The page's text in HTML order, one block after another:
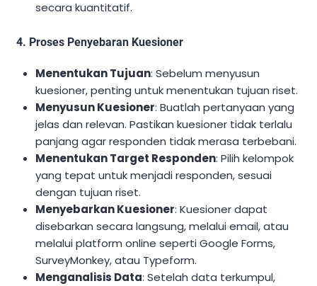
secara kuantitatif.
4. Proses Penyebaran Kuesioner
Menentukan Tujuan: Sebelum menyusun
kuesioner, penting untuk menentukan tujuan riset.
Menyusun Kuesioner: Buatlah pertanyaan yang
jelas dan relevan. Pastikan kuesioner tidak terlalu
panjang agar responden tidak merasa terbebani.
Menentukan Target Responden: Pilih kelompok
yang tepat untuk menjadi responden, sesuai
dengan tujuan riset.
Menyebarkan Kuesioner: Kuesioner dapat
disebarkan secara langsung, melalui email, atau
melalui platform online seperti Google Forms,
SurveyMonkey, atau Typeform.
Menganalisis Data: Setelah data terkumpul,